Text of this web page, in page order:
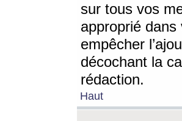
sur tous vos
approprié
empêcher
décochant la
rédaction.
Haut